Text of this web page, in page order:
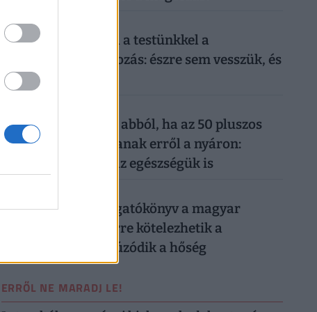
2026. augusztus 6.
Sokkoló, mit művel a testünkkel a
mindennapi mobilozás: észre sem vesszük, és
máris kész a baj
Komoly baj is lehet abból, ha az 50 pluszos
magyarok lemondanak erről a nyáron:
könnyen rámehet az egészségük is
Készül a válságforgatókönyv a magyar
munkahelyeken: erre kötelezhetik a
dolgozókat, ha elhúzódik a hőség
ERRŐL NE MARADJ LE!